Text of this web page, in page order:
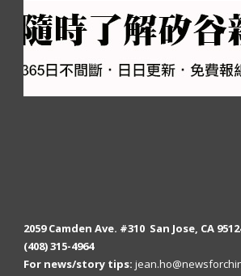
2059 Camden Ave. #310 San Jose, CA
(408) 315-4964
For news/story tips: